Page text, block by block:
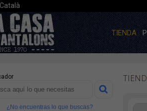
Català
TIENDA
¿No encuentras lo que buscas?